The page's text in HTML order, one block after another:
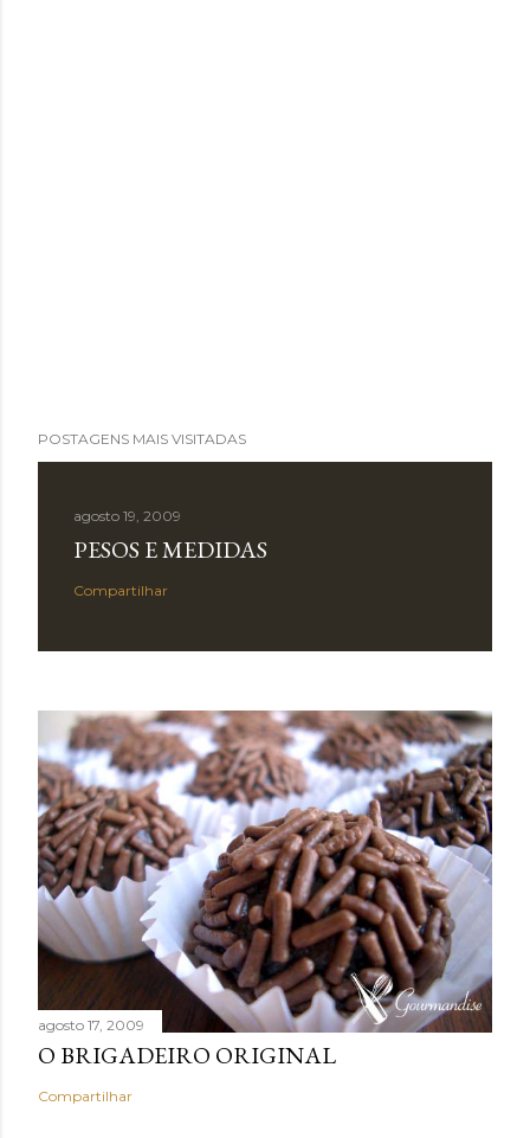
POSTAGENS MAIS VISITADAS
agosto 19, 2009
PESOS E MEDIDAS
Compartilhar
agosto 17, 2009
O BRIGADEIRO ORIGINAL
Compartilhar